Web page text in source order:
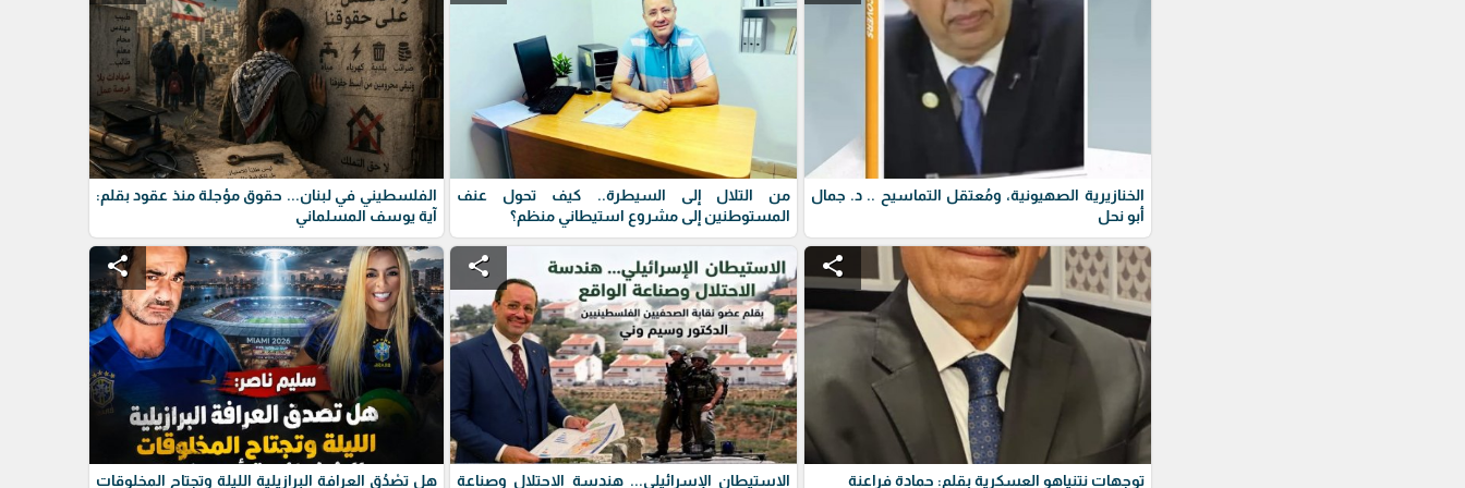
الخنازيرية الصهيونية، ومُعتقل التماسيح .. د. جمال
أبو نحل
من التلال إلى السيطرة.. كيف تحول عنف
المستوطنين إلى مشروع استيطاني منظم؟
الفلسطيني في لبنان... حقوق مؤجلة منذ عقود بقلم:
آية يوسف المسلماني
share
توجهات نتنياهو العسكرية بقلم: حمادة فراعنة
share
الاستيطان الإسرائيلي... هندسة الاحتلال وصناعة
share
هل تصْدُق العرافة البرازيلية الليلة وتجتاح المخلوقات